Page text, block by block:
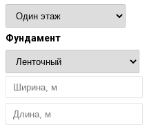
Фундамент